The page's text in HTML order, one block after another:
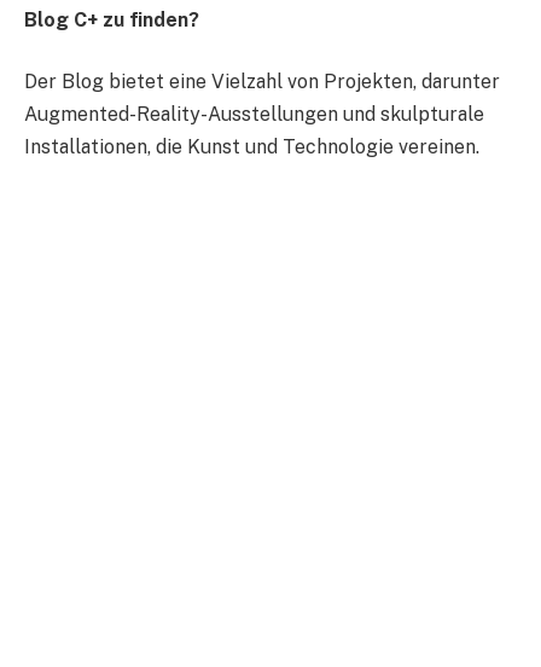
Blog C+ zu finden?
Der Blog bietet eine Vielzahl von Projekten, darunter
Augmented-Reality-Ausstellungen und skulpturale
Installationen, die Kunst und Technologie vereinen.